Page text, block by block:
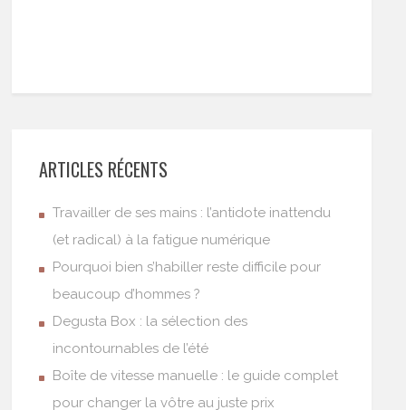
ARTICLES RÉCENTS
Travailler de ses mains : l’antidote inattendu
(et radical) à la fatigue numérique
Pourquoi bien s’habiller reste difficile pour
beaucoup d’hommes ?
Degusta Box : la sélection des
incontournables de l’été
Boîte de vitesse manuelle : le guide complet
pour changer la vôtre au juste prix